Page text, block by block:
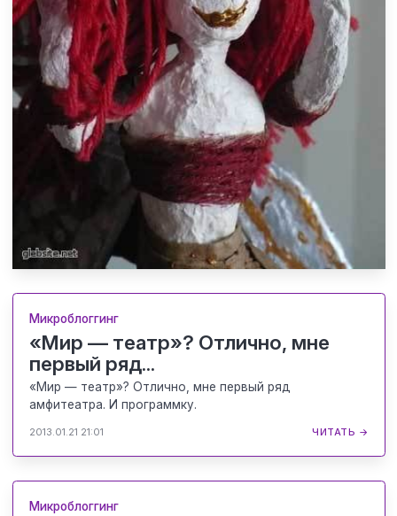
Микроблоггинг
«Мир — театр»? Отлично, мне
первый ряд...
«Мир — театр»? Отлично, мне первый ряд
амфитеатра. И программку.
2013.01.21 21:01 ЧИТАТЬ →
Микроблоггинг